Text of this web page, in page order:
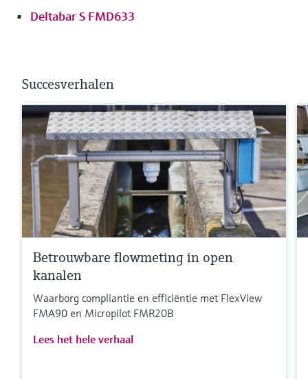
Deltabar S FMD633
Succesverhalen
Betrouwbare flowmeting in open
kanalen
Waarborg compliantie en efficiëntie met FlexView
FMA90 en Micropilot FMR20B
Lees het hele verhaal